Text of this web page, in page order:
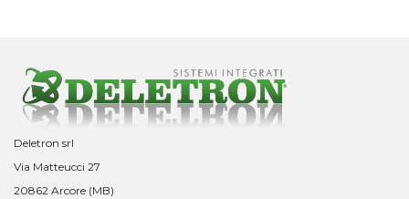
Deletron srl
Via Matteucci 27
20862 Arcore (MB)